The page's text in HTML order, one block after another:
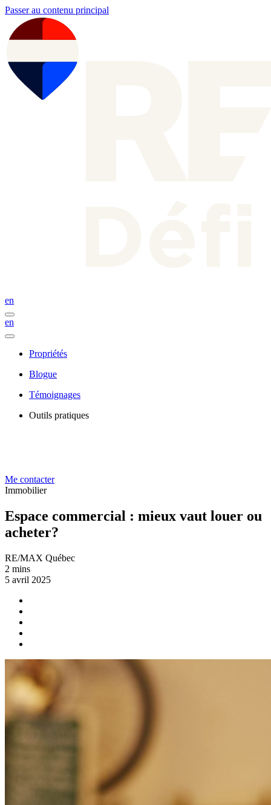
Passer au contenu principal
en
en
Propriétés
Blogue
Témoignages
Outils pratiques
Me contacter
Immobilier
Espace commercial : mieux vaut louer ou
acheter?
RE/MAX Québec
2 mins
5 avril 2025